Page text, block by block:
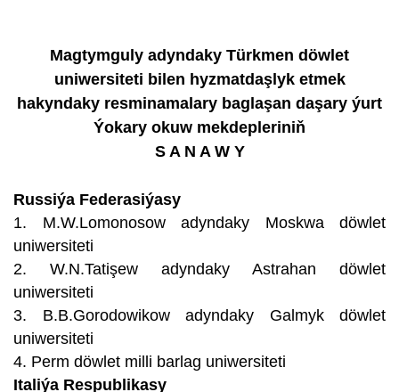
Magtymguly adyndaky Türkmen döwlet
uniwersiteti bilen hyzmatdaşlyk etmek
hakyndaky resminamalary baglaşan daşary ýurt
Ýokary okuw mekdepleriniň
S A N A W Y
Russiýa Federasiýasy
1. M.W.Lomonosow adyndaky Moskwa döwlet
uniwersiteti
2. W.N.Tatişew adyndaky Astrahan döwlet
uniwersiteti
3. B.B.Gorodowikow adyndaky Galmyk döwlet
uniwersiteti
4. Perm döwlet milli barlag uniwersiteti
Italiýa Respublikasy